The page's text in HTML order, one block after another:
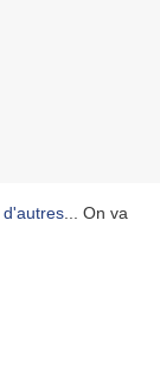
d'autres ... On va